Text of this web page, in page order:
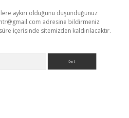
aykırı olduğunu düşündüğünüz
adresine bildirmeniz
içerisinde sitemizden kaldırılacaktır.